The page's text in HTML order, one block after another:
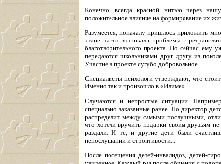
Конечно, всегда красной нитью через
положительное влияние на формирование их
Разумеется, поначалу пришлось приложить
этапе часто возникали проблемы с
благотворительного проекта. Но сейчас ему
передаются школьниками друг другу из
Участие в проекте сугубо добровольное.
Специалисты-психологи утверждают, что
Именно так и произошло в «Илиме».
Случаются и непростые ситуации.
специально заказанные ранее. Но директор
распределит между самыми послушными,
что хотели вручить подарки своим друзьям
раздали. И те, и другие дети были
непослушании и строптивости...
После посещения детей-инвалидов, детей-